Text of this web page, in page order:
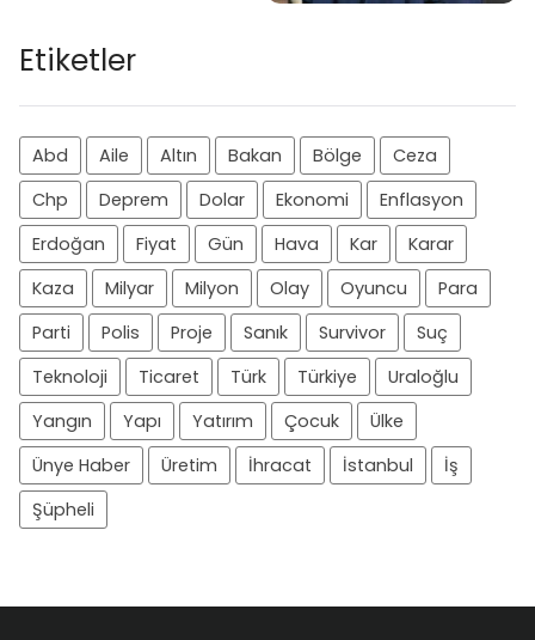
Etiketler
Abd Aile Altın Bakan Bölge
Ceza
Chp
Deprem Dolar Ekonomi
Enflasyon
Erdoğan
Fiyat Gün Hava Kar
Karar
Kaza
Milyar Milyon Olay Oyuncu
Para
Parti
Polis Proje Sanık Survivor
Suç
Teknoloji
Ticaret Türk Türkiye
Uraloğlu
Yangın
Yapı Yatırım Çocuk
Ülke
Ünye Haber
Üretim İhracat İstanbul
İş
Şüpheli